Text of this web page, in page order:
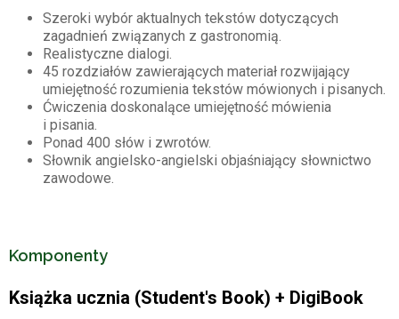
Szeroki wybór aktualnych tekstów dotyczących
zagadnień związanych z gastronomią.
Realistyczne dialogi.
45 rozdziałów zawierających materiał rozwijający
umiejętność rozumienia tekstów mówionych i pisanych.
Ćwiczenia doskonalące umiejętność mówienia
i pisania.
Ponad 400 słów i zwrotów.
Słownik angielsko-angielski objaśniający słownictwo
zawodowe.
Komponenty
Książka ucznia (Student's Book) + DigiBook